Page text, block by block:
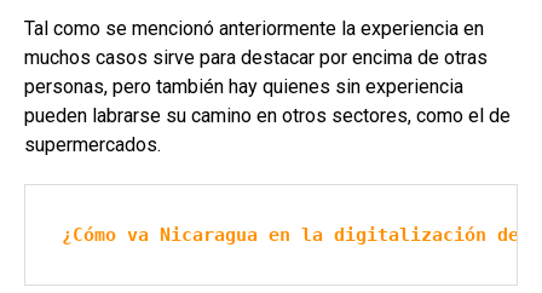
Tal como se mencionó anteriormente la experiencia en
muchos casos sirve para destacar por encima de otras
personas, pero también hay quienes sin experiencia
pueden labrarse su camino en otros sectores, como el de
supermercados.
¿Cómo va Nicaragua en la digitalización de